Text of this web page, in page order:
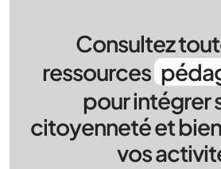
Consultez
ressources
pour intégrer
citoyenneté et
vos